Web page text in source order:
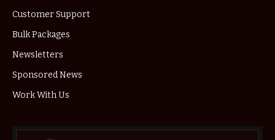
Customer Support
Bulk Packages
Newsletters
Sponsored News
Work With Us